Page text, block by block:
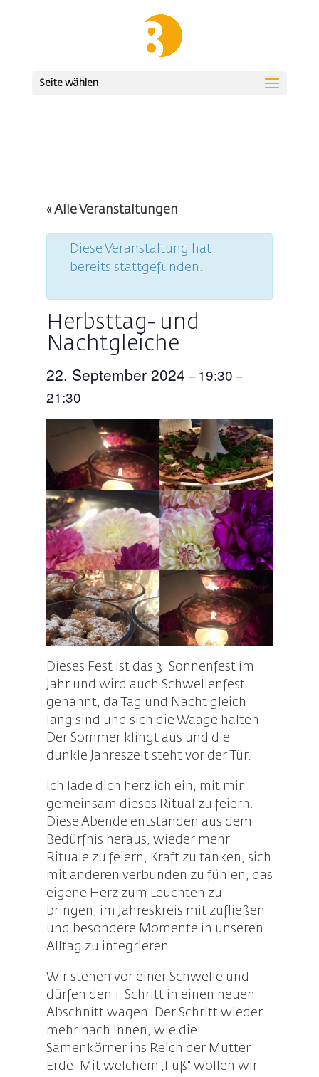
Seite wählen
« Alle Veranstaltungen
Diese Veranstaltung hat
bereits stattgefunden.
Herbsttag- und
Nachtgleiche
22. September 2024 – 19:30 –
21:30
Dieses Fest ist das 3. Sonnenfest im
Jahr und wird auch Schwellenfest
genannt, da Tag und Nacht gleich
lang sind und sich die Waage halten.
Der Sommer klingt aus und die
dunkle Jahreszeit steht vor der Tür.
Ich lade dich herzlich ein, mit mir
gemeinsam dieses Ritual zu feiern.
Diese Abende entstanden aus dem
Bedürfnis heraus, wieder mehr
Rituale zu feiern, Kraft zu tanken, sich
mit anderen verbunden zu fühlen, das
eigene Herz zum Leuchten zu
bringen, im Jahreskreis mit zufließen
und besondere Momente in unseren
Alltag zu integrieren.
Wir stehen vor einer Schwelle und
dürfen den 1. Schritt in einen neuen
Abschnitt wagen. Der Schritt wieder
mehr nach Innen, wie die
Samenkörner ins Reich der Mutter
Erde. Mit welchem „Fuß“ wollen wir